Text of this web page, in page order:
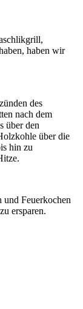
haben wir
des
nach dem
über den
über die
hin zu
Feuerkochen
ersparen.